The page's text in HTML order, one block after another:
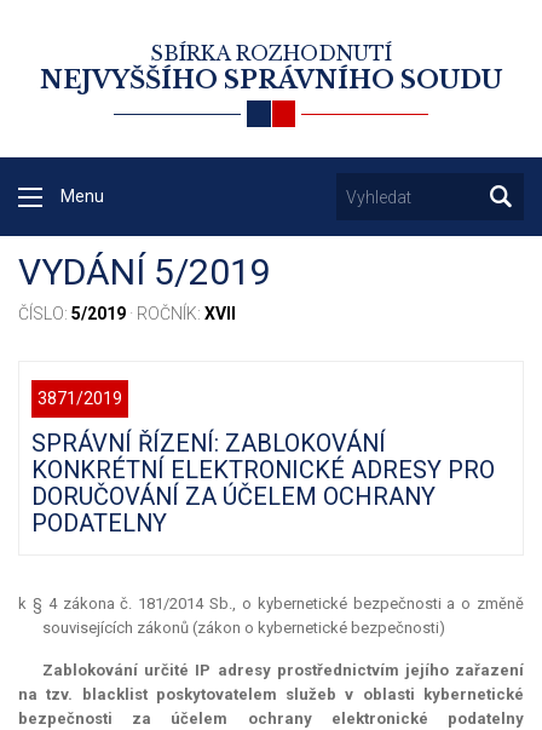
SBÍRKA ROZHODNUTÍ
NEJVYŠŠÍHO SPRÁVNÍHO SOUDU
Menu
VYDÁNÍ 5/2019
ČÍSLO: 5/2019 · ROČNÍK: XVII
3871/2019
SPRÁVNÍ ŘÍZENÍ: ZABLOKOVÁNÍ
KONKRÉTNÍ ELEKTRONICKÉ ADRESY PRO
DORUČOVÁNÍ ZA ÚČELEM OCHRANY
PODATELNY
k § 4 zákona č. 181/2014 Sb., o kybernetické bezpečnosti a o změně
souvisejících zákonů (zákon o kybernetické bezpečnosti)
Zablokování určité IP adresy prostřednictvím jejího zařazení
na tzv. blacklist poskytovatelem služeb v oblasti kybernetické
bezpečnosti za účelem ochrany elektronické podatelny